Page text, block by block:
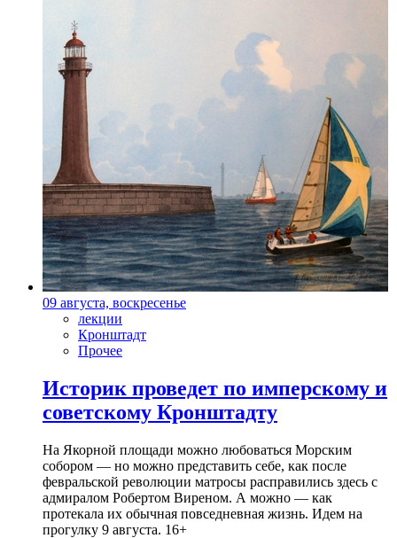
09 августа, воскресенье
лекции
Кронштадт
Прочее
Историк проведет по имперскому и
советскому Кронштадту
На Якорной площади можно любоваться Морским
собором — но можно представить себе, как после
февральской революции матросы расправились здесь с
адмиралом Робертом Виреном. А можно — как
протекала их обычная повседневная жизнь. Идем на
прогулку 9 августа. 16+